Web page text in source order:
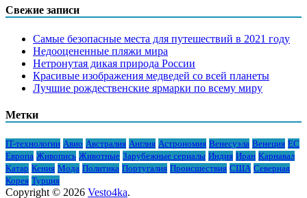
Свежие записи
Самые безопасные места для путешествий в 2021 году
Недооцененные пляжи мира
Нетронутая дикая природа России
Красивые изображения медведей со всей планеты
Лучшие рождественские ярмарки по всему миру
Метки
IT-технологии Авио Австралия Англия Астрономия Венесуэла Венеция ЕС
Европа Живопись Животные Зарубежные сериалы Индия Иран Карнавал
Катар Кения Мода Политика Португалия Происшествия США Северная
Корея Турция
Copyright © 2026 Vesto4ka.